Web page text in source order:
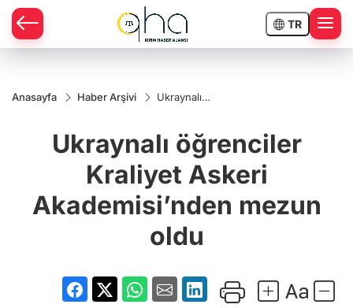
TR
Anasayfa Haber Arşivi
Ukraynalı
Akademisi’nden
mezun oldu
Ukraynalı öğrenciler
Kraliyet Askeri
Akademisi’nden mezun
oldu